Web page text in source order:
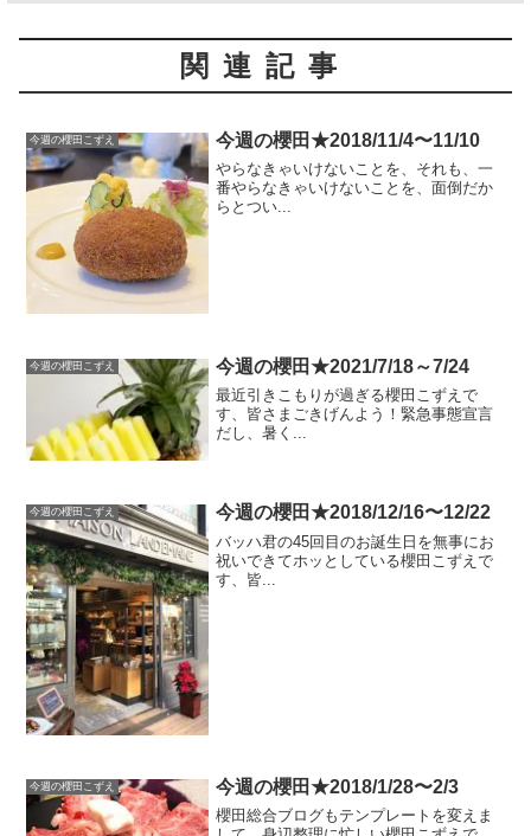
関連記事
今週の櫻田こずえ 今週の櫻田★2018/11/4〜11/10
やらなきゃいけないことを、それも、一
番やらなきゃいけないことを、面倒だか
らとつい...
今週の櫻田こずえ 今週の櫻田★2021/7/18～7/24
最近引きこもりが過ぎる櫻田こずえで
す、皆さまごきげんよう！緊急事態宣言
だし、暑く...
今週の櫻田こずえ 今週の櫻田★2018/12/16〜12/22
バッハ君の45回目のお誕生日を無事にお
祝いできてホッとしている櫻田こずえで
す、皆...
今週の櫻田こずえ 今週の櫻田★2018/1/28〜2/3
櫻田総合ブログもテンプレートを変えま